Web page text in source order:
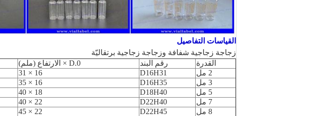
القياسات التفاصيل
زجاجة زجاجية شفافة وزجاجة زجاجية برتقاليّة
القدرة
رقم البند 0.D × الارتفاع (ملم)
2 مل
D16H31
16 × 31
3 مل
D16H35
16 × 35
5 مل
D18H40
18 × 40
7 مل
D22H40
22 × 40
8 مل
D22H45
22 × 45